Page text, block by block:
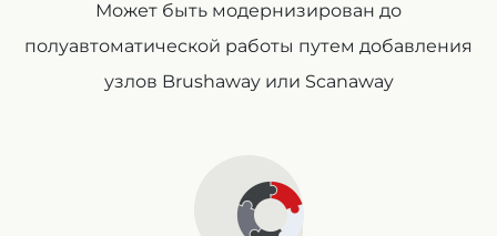
Может быть модернизирован до
полуавтоматической работы путем добавления
узлов Brushaway или Scanaway